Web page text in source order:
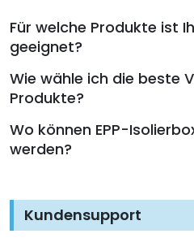
Für welche Produkte ist
geeignet?
Wie wähle ich die beste
Produkte?
Wo können EPP-
werden?
Kundensupport